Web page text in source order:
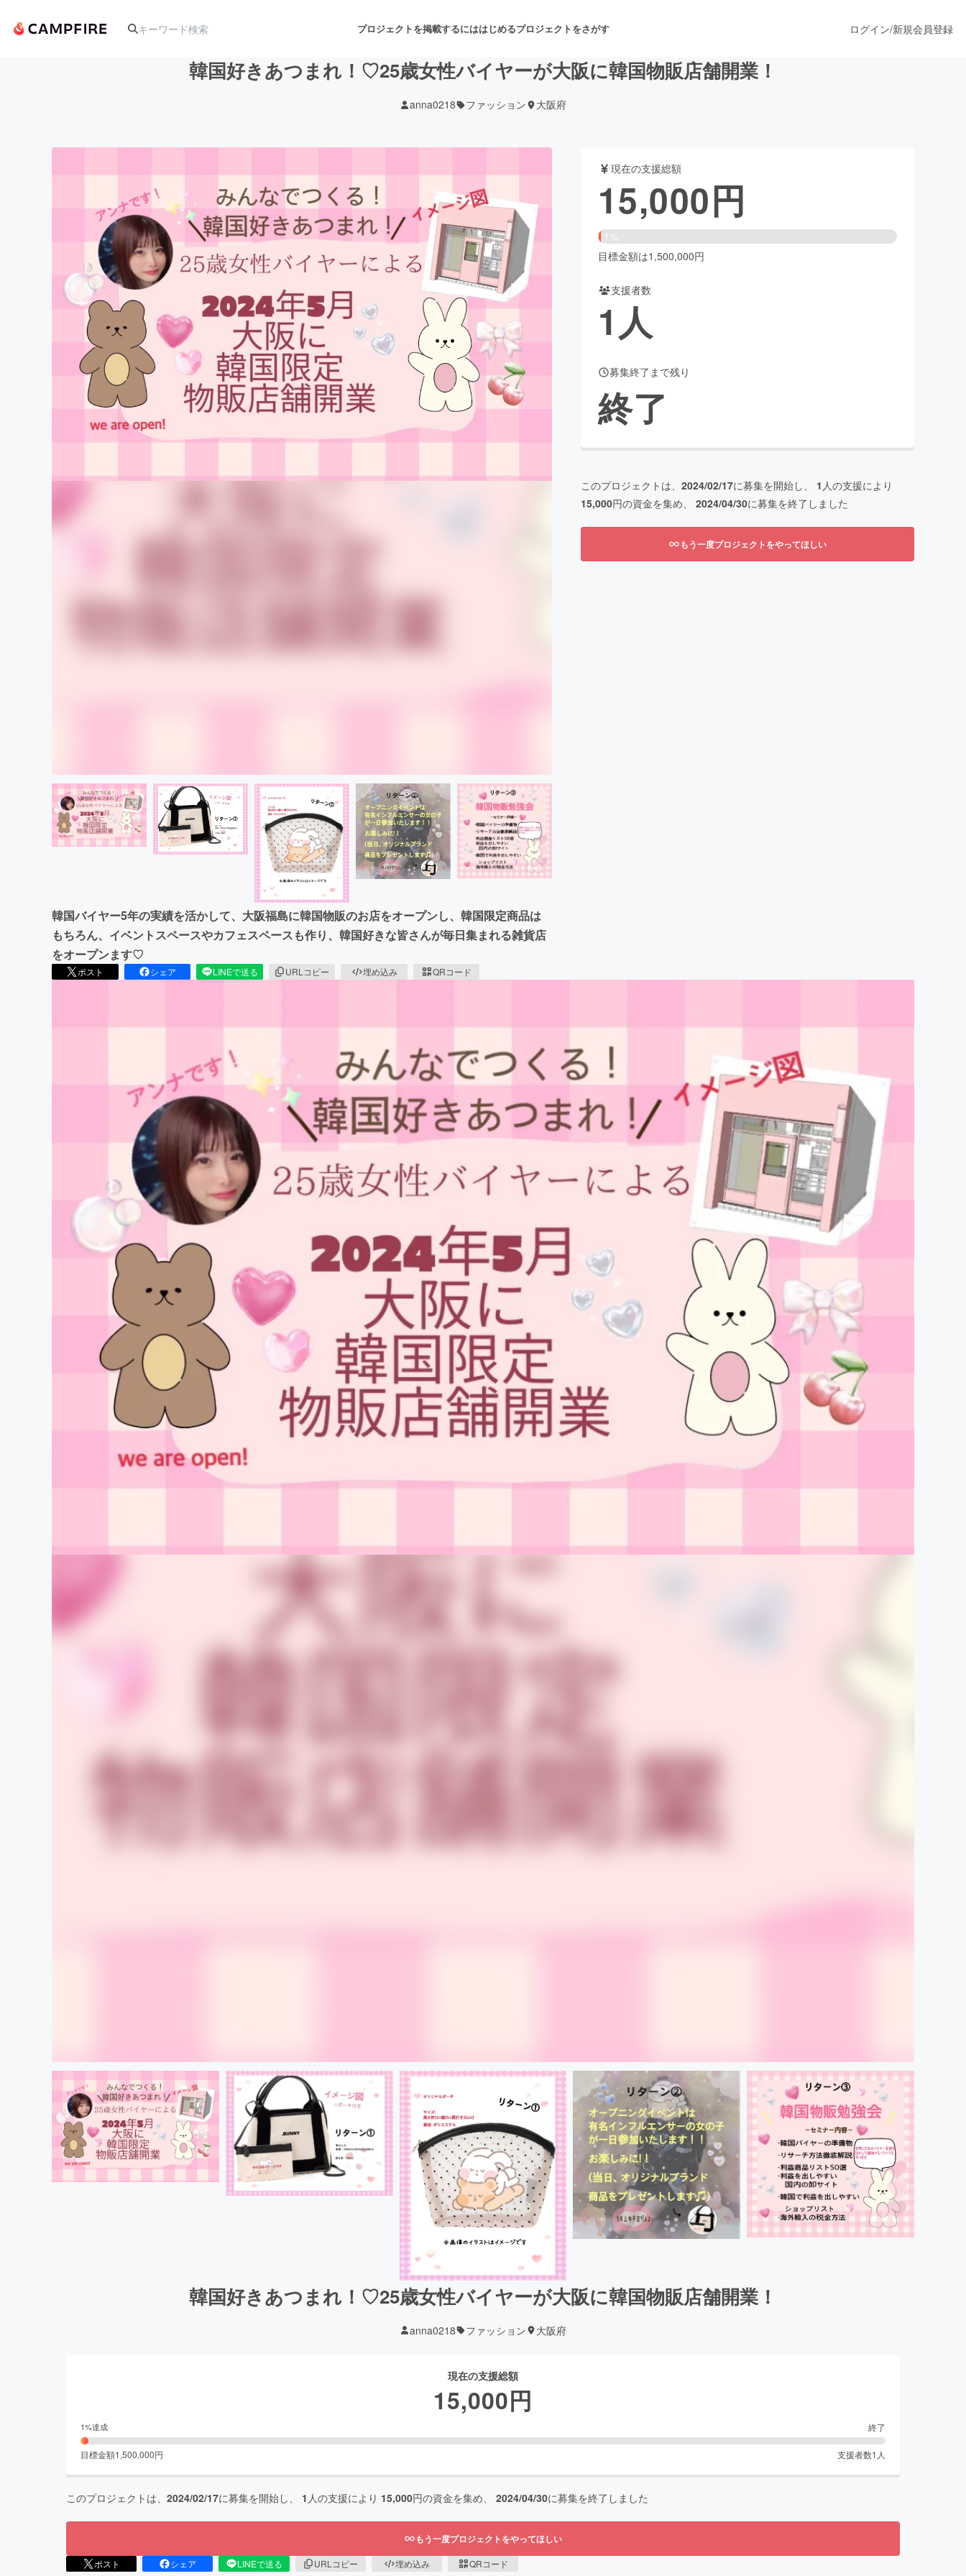
プロジェクトを掲載するにははじめるプロジェクトをさがす
アート・写真 音楽 舞台・パフォーマンス
テクノロジー・ガジェット ゲーム・サービス開発 フード・飲食店 ファッション
映像・映画 書籍・雑誌出版 アニメ・漫画
ビジネス・起業 チャレンジ ビューティー・ヘルスケア
まちづくり・地域活性化
CAMPFIRE for Social GoodCAMPFIRE Creation
CAMPFIREふるさと納税
machi-ya
ログイン/新規会員登録
韓国好きあつまれ！♡25歳女性バイヤーが大阪に韓国物販店舗開業！
anna0218 ファッション 大阪府
韓国バイヤー5年の実績を活かして、大阪福島に韓国物販のお店をオープンし、韓国限定商品は
もちろん、イベントスペースやカフェスペースも作り、韓国好きな皆さんが毎日集まれる雑貨店
をオープンます♡
ポスト シェア LINEで送る URLコピー 埋め込み QRコード
現在の支援総額
15,000円
1%
目標金額は1,500,000円
支援者数
1人
募集終了まで残り
終了
このプロジェクトは、 2024/02/17に募集を開始し、 1 人の支援により
15,000円の資金を集め、 2024/04/30に募集を終了しました
もう一度プロジェクトをやってほしい
韓国好きあつまれ！♡25歳女性バイヤーが大阪に韓国物販店舗開業！
anna0218 ファッション 大阪府
現在の支援総額
15,000円
1%達成 終了
目標金額1,500,000円 支援者数1 人
このプロジェクトは、 2024/02/17に募集を開始し、 1 人の支援により 15,000円の資金を集め、 2024/04/30に募集を終了しました
もう一度プロジェクトをやってほしい
ポスト シェア LINEで送る URLコピー 埋め込み QRコード